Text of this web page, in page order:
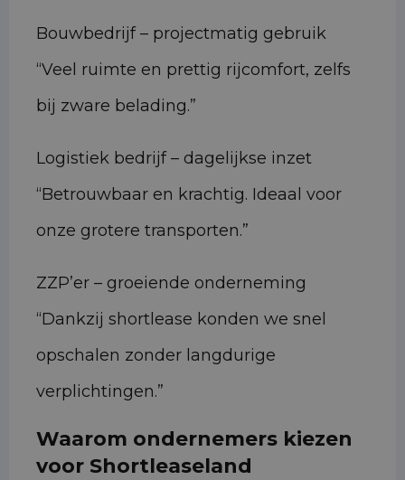
Bouwbedrijf – projectmatig gebruik
“Veel ruimte en prettig rijcomfort, zelfs
bij zware belading.”
Logistiek bedrijf – dagelijkse inzet
“Betrouwbaar en krachtig. Ideaal voor
onze grotere transporten.”
ZZP’er – groeiende onderneming
“Dankzij shortlease konden we snel
opschalen zonder langdurige
verplichtingen.”
Waarom ondernemers kiezen
voor Shortleaseland